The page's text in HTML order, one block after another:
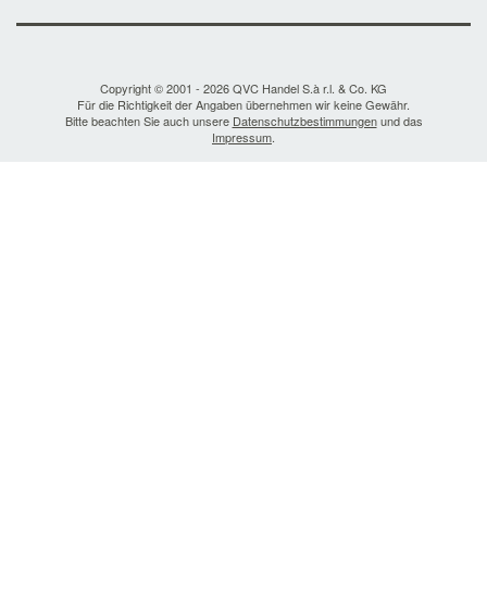
Copyright © 2001 - 2026 QVC Handel S.à r.l. & Co. KG
Für die Richtigkeit der Angaben übernehmen wir keine Gewähr.
Bitte beachten Sie auch unsere Datenschutzbestimmungenund das
Impressum.